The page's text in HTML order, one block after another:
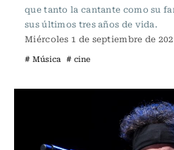
que tanto la cantante como su
sus últimos tres años de vida.
Miércoles 1 de septiembre de
# Música # cine